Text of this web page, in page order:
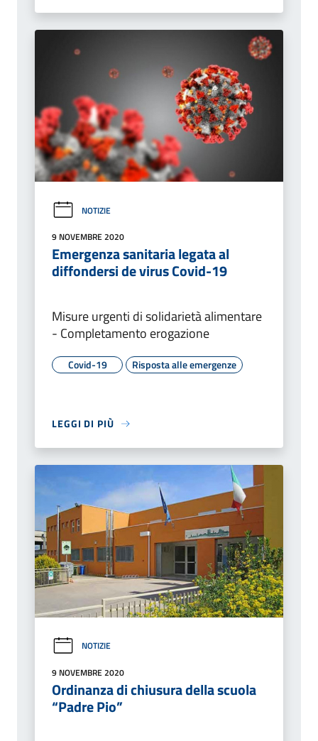
NOTIZIE
9 NOVEMBRE 2020
Emergenza sanitaria legata al
diffondersi de virus Covid-19
Misure urgenti di solidarietà alimentare
- Completamento erogazione
Covid-19 Risposta alle emergenze
LEGGI DI PIÙ
NOTIZIE
9 NOVEMBRE 2020
Ordinanza di chiusura della scuola
“Padre Pio”